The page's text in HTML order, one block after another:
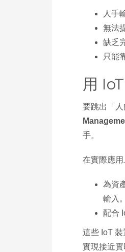
人手
無法
缺乏
只能
用
要跳出「
手。
在實際應用
為資
輸入。​
配合
這些 IoT 裝
實現接近實